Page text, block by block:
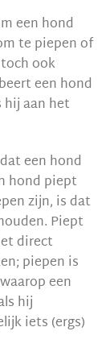
een hond
te piepen of
ook
een hond
hij aan het
een hond
hond piept
zijn, is dat
Piept
direct
piepen is
een
hij
iets (ergs)